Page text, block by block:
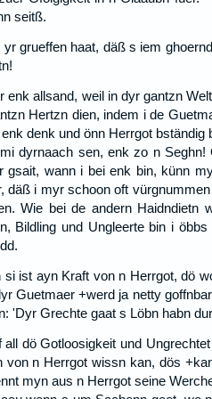
seitß.
grueffen haat, däß s iem
allsand, weil in dyr gantzn
Hertzn dien, indem i de
denk und önn Herrgot bständig
dyrnaach sen, enk zo n Seghn!
gsait, wann i bei enk bin, künn
däß i myr schoon oft
Wie bei de andern Haidndietn
Bildling und Ungleerte bin i öbbs
ist ayn Kraft von n Herrgot, dö
Guetmaer +werd ja netty
'Dyr Grechte gaat s Löbn habn
dö Gotloosigkeit und
von n Herrgot wissn kan, dös
myn aus n Herrgot seine